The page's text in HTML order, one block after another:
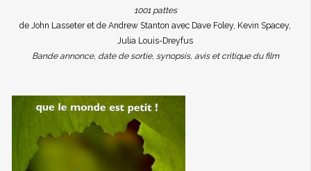
1001 pattes
de John Lasseter et de Andrew Stanton avec Dave Foley, Kevin Spacey,
Julia Louis-Dreyfus
Bande annonce, date de sortie, synopsis, avis et critique du film